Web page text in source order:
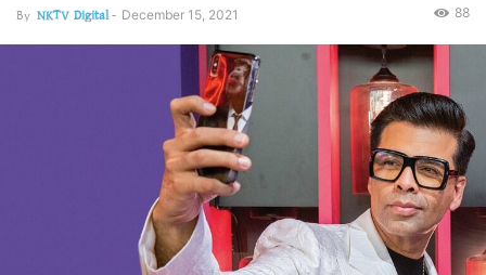
By NKTV Digital- December 15, 2021 88